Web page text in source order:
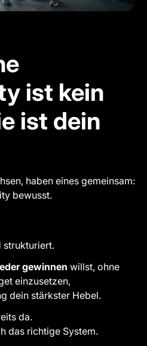
ist kein
ist dein
haben eines gemeinsam:
bewusst.
strukturiert.
gewinnen willst, ohne
einzusetzen,
dein stärkster Hebel.
da.
das richtige System.